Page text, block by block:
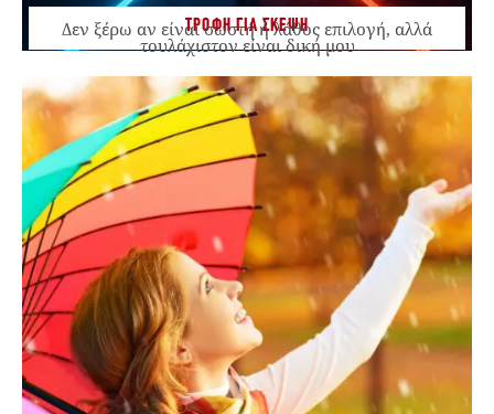
ΤΡΟΦΗ ΓΙΑ ΣΚΕΨΗ
Δεν ξέρω αν είναι σωστή ή λάθος επιλογή, αλλά
τουλάχιστον είναι δική μου